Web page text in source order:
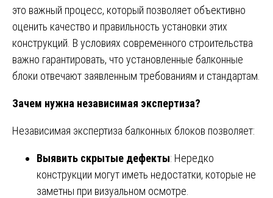
это важный процесс, который позволяет объективно
оценить качество и правильность установки этих
конструкций. В условиях современного строительства
важно гарантировать, что установленные балконные
блоки отвечают заявленным требованиям и стандартам.
Зачем нужна независимая экспертиза?
Независимая экспертиза балконных блоков позволяет:
Выявить скрытые дефекты: Нередко
конструкции могут иметь недостатки, которые не
заметны при визуальном осмотре.